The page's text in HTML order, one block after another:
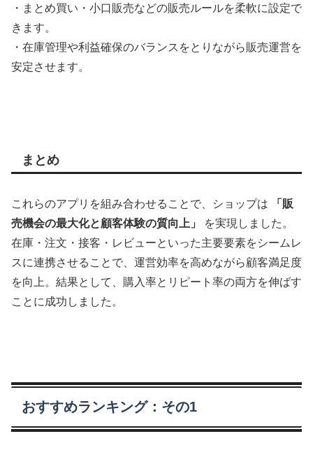
・まとめ買い・小口販売などの販売ルールを柔軟に設定で
きます。
・在庫管理や利益確保のバランスをとりながら販売運営を
安定させます。
まとめ
これらのアプリを組み合わせることで、ショップは
「販
売機会の最大化と顧客体験の質向上」
を実現しました。
在庫・注文・接客・レビューといった主要要素をシームレ
スに連携させることで、運営効率を高めながら顧客満足度
を向上。結果として、購入率とリピート率の両方を伸ばす
ことに成功しました。
おすすめランキング：その1